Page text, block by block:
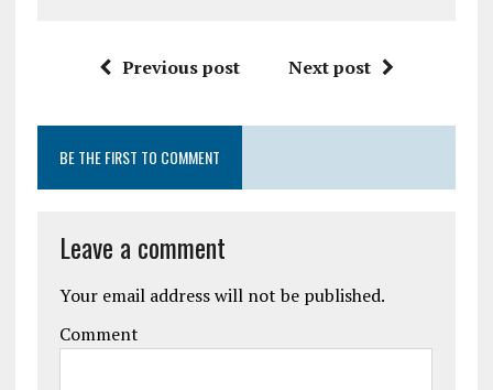
Previous post Next post
BE THE FIRST TO COMMENT
Leave a comment
Your email address will not be published.
Comment